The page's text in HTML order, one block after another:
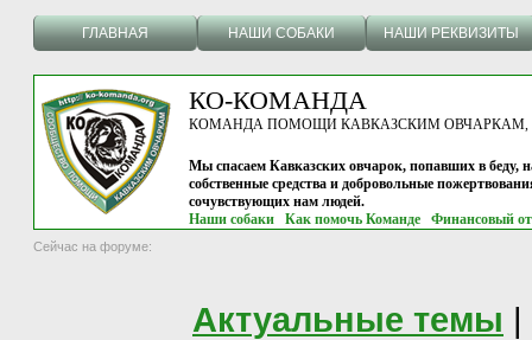
ГЛАВНАЯ НАШИ СОБАКИ НАШИ РЕКВИЗИТЫ
КО-КОМАНДА
КОМАНДА ПОМОЩИ КАВКАЗСКИМ ОВЧАРКАМ, г.
Мы спасаем Кавказских овчарок, попавших в беду,
собственные средства и добровольные
сочувствующих нам людей.
Наши собаки
Как помочь Команде Финансовый
Сейчас на форуме:
Актуальные темы |